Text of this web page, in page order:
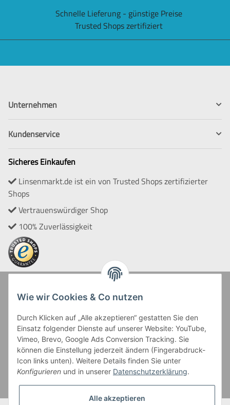
Schnelle Lieferung - günstige Preise
Trusted Shops zertifiziert
Unternehmen
Kundenservice
Sicheres Einkaufen
Linsenmarkt.de ist ein von Trusted Shops zertifizierter
Shops
Vertrauenswürdiger Shop
100% Zuverlässigkeit
Zahlung und Versand
Kreditkartenzahlungen sowie Kauf auf Rechnung erfolgen
über Paypal Checkout
Wie wir Cookies & Co nutzen
Durch Klicken auf „Alle akzeptieren“ gestatten Sie den
Einsatz folgender Dienste auf unserer Website: YouTube,
Vimeo, Brevo, Google Ads Conversion Tracking. Sie
können die Einstellung jederzeit ändern (Fingerabdruck-
Icon links unten). Weitere Details finden Sie unter
Konfigurieren und in unserer Datenschutzerklärung.
Alle akzeptieren